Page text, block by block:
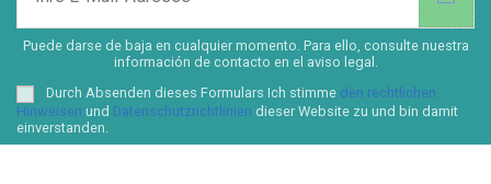
Puede darse de baja en cualquier momento. Para ello, consulte nuestra
información de contacto en el aviso legal.
Durch Absenden dieses Formulars Ich stimme den rechtlichen
Hinweisen und Datenschutzrichtlinien dieser Website zu und bin damit
einverstanden.